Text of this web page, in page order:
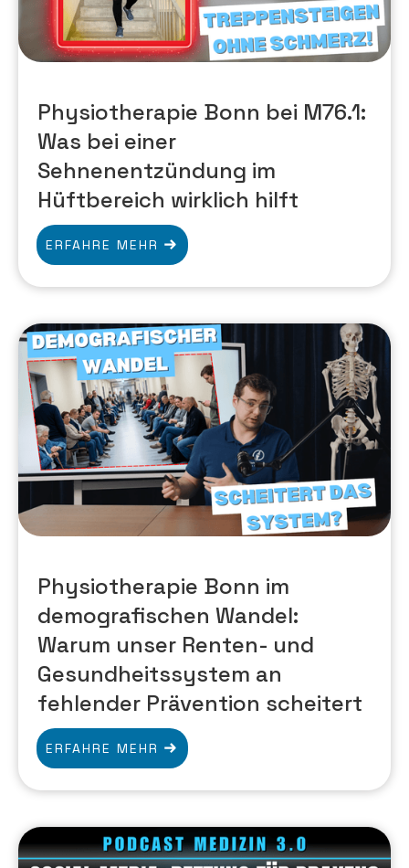
Physiotherapie Bonn bei M76.1:
Was bei einer
Sehnenentzündung im
Hüftbereich wirklich hilft
ERFAHRE MEHR
Physiotherapie Bonn im
demografischen Wandel:
Warum unser Renten- und
Gesundheitssystem an
fehlender Prävention scheitert
ERFAHRE MEHR